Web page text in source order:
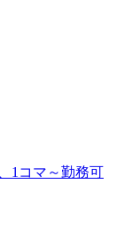
1コマ～勤務可